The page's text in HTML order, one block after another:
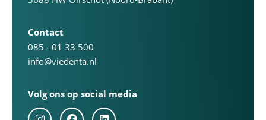
Contact
085 - 01 33 500
info@viedenta.nl
Volg ons op social media